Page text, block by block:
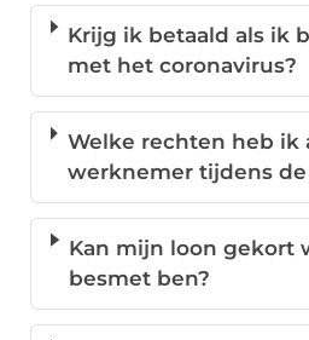
Krijg ik betaald als ik
met het coronavirus?
Welke rechten heb ik
werknemer tijdens de
Kan mijn loon gekort
besmet ben?